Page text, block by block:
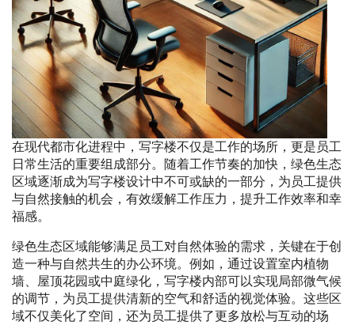
在现代都市化进程中，写字楼不仅是工作的场所，更是员工
日常生活的重要组成部分。随着工作节奏的加快，绿色生态
区域逐渐成为写字楼设计中不可或缺的一部分，为员工提供
与自然接触的机会，有效缓解工作压力，提升工作效率和幸
福感。
绿色生态区域能够满足员工对自然体验的需求，关键在于创
造一种与自然共生的办公环境。例如，通过设置室内植物
墙、屋顶花园或中庭绿化，写字楼内部可以实现局部微气候
的调节，为员工提供清新的空气和舒适的视觉体验。这些区
域不仅美化了空间，还为员工提供了更多放松与互动的场